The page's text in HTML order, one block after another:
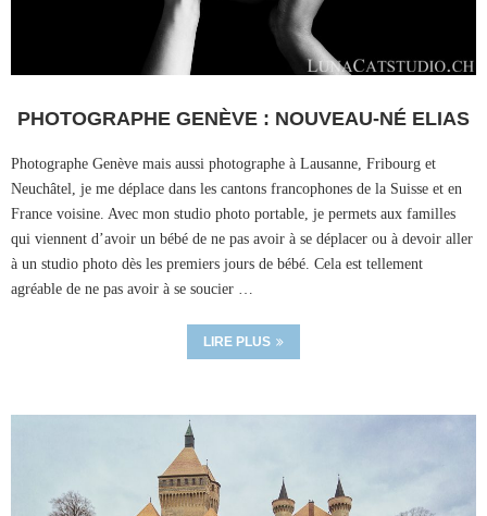
PHOTOGRAPHE GENÈVE : NOUVEAU-NÉ ELIAS
Photographe Genève mais aussi photographe à Lausanne, Fribourg et
Neuchâtel, je me déplace dans les cantons francophones de la Suisse et en
France voisine. Avec mon studio photo portable, je permets aux familles
qui viennent d’avoir un bébé de ne pas avoir à se déplacer ou à devoir aller
à un studio photo dès les premiers jours de bébé. Cela est tellement
agréable de ne pas avoir à se soucier …
LIRE PLUS